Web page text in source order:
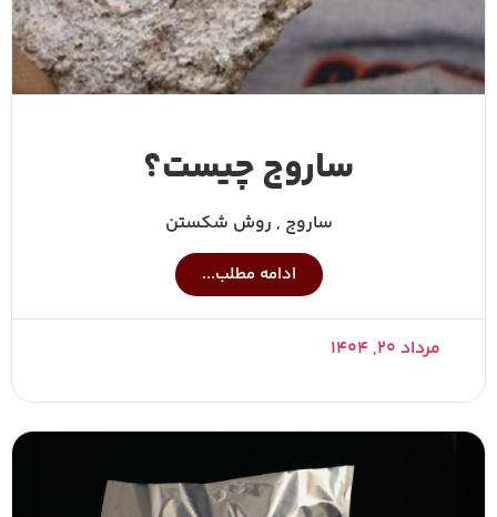
ساروج چیست؟
ساروج , روش شکستن
ادامه مطلب...
مرداد ۲۰, ۱۴۰۴